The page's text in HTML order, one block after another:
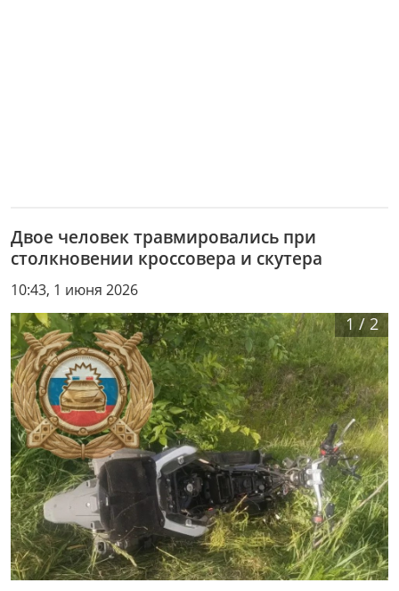
Двое человек травмировались при
столкновении кроссовера и скутера
10:43, 1 июня 2026
1 / 2